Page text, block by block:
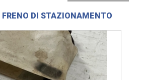
DI STAZIONAMENTO